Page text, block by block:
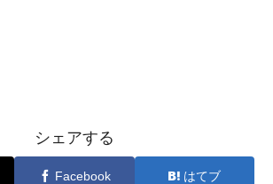
シェアする
Facebook はてブ